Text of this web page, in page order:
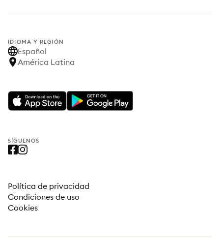
IDIOMA Y REGIÓN
Español
América Latina
SÍGUENOS
Política de privacidad
Condiciones de uso
Cookies